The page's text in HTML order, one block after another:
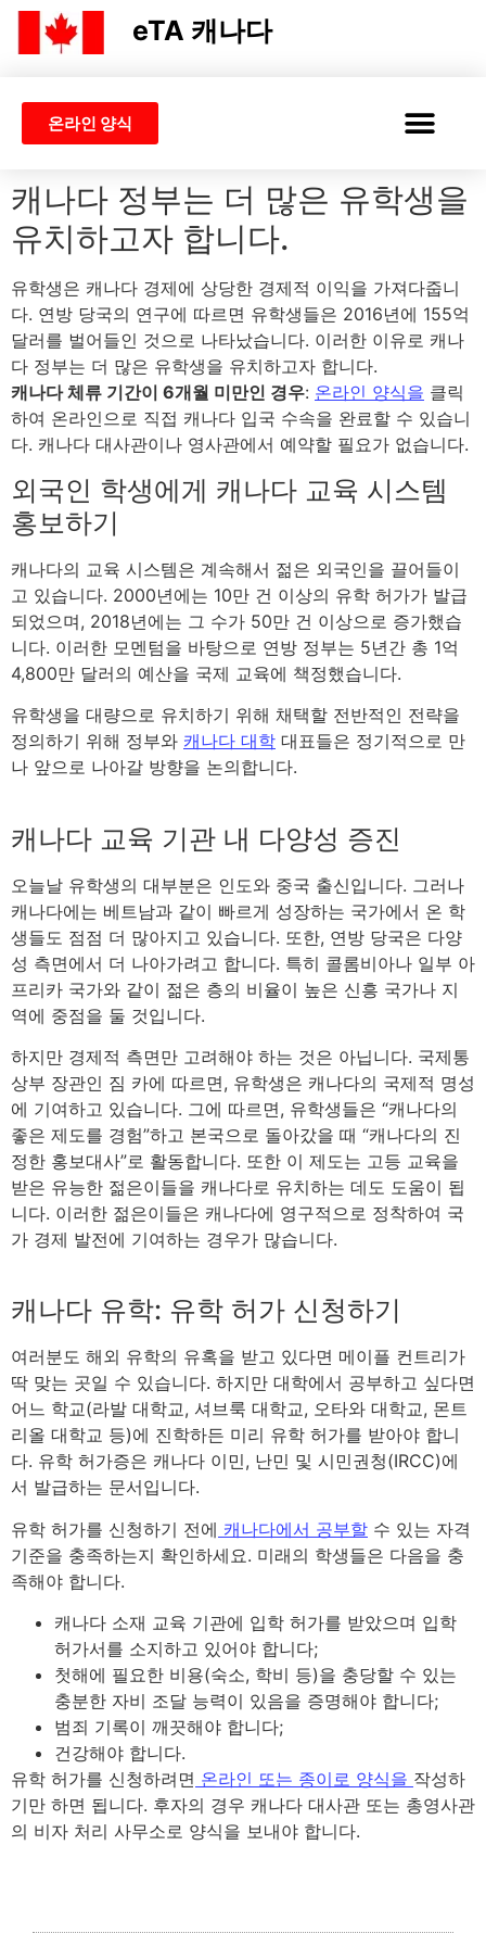
eTA 캐나다
온라인 양식
캐나다 정부는 더 많은 유학생을
유치하고자 합니다.
유학생은 캐나다 경제에 상당한 경제적 이익을 가져다줍니
다. 연방 당국의 연구에 따르면 유학생들은 2016년에 155억
달러를 벌어들인 것으로 나타났습니다. 이러한 이유로 캐나
다 정부는 더 많은 유학생을 유치하고자 합니다.
캐나다 체류 기간이 6개월 미만인 경우: 온라인 양식을 클릭
하여 온라인으로 직접 캐나다 입국 수속을 완료할 수 있습니
다. 캐나다 대사관이나 영사관에서 예약할 필요가 없습니다.
외국인 학생에게 캐나다 교육 시스템
홍보하기
캐나다의 교육 시스템은 계속해서 젊은 외국인을 끌어들이
고 있습니다. 2000년에는 10만 건 이상의 유학 허가가 발급
되었으며, 2018년에는 그 수가 50만 건 이상으로 증가했습
니다. 이러한 모멘텀을 바탕으로 연방 정부는 5년간 총 1억
4,800만 달러의 예산을 국제 교육에 책정했습니다.
유학생을 대량으로 유치하기 위해 채택할 전반적인 전략을
정의하기 위해 정부와 캐나다 대학 대표들은 정기적으로 만
나 앞으로 나아갈 방향을 논의합니다.
캐나다 교육 기관 내 다양성 증진
오늘날 유학생의 대부분은 인도와 중국 출신입니다. 그러나
캐나다에는 베트남과 같이 빠르게 성장하는 국가에서 온 학
생들도 점점 더 많아지고 있습니다. 또한, 연방 당국은 다양
성 측면에서 더 나아가려고 합니다. 특히 콜롬비아나 일부 아
프리카 국가와 같이 젊은 층의 비율이 높은 신흥 국가나 지
역에 중점을 둘 것입니다.
하지만 경제적 측면만 고려해야 하는 것은 아닙니다. 국제통
상부 장관인 짐 카에 따르면, 유학생은 캐나다의 국제적 명성
에 기여하고 있습니다. 그에 따르면, 유학생들은 “캐나다의
좋은 제도를 경험”하고 본국으로 돌아갔을 때 “캐나다의 진
정한 홍보대사”로 활동합니다. 또한 이 제도는 고등 교육을
받은 유능한 젊은이들을 캐나다로 유치하는 데도 도움이 됩
니다. 이러한 젊은이들은 캐나다에 영구적으로 정착하여 국
가 경제 발전에 기여하는 경우가 많습니다.
캐나다 유학: 유학 허가 신청하기
여러분도 해외 유학의 유혹을 받고 있다면 메이플 컨트리가
딱 맞는 곳일 수 있습니다. 하지만 대학에서 공부하고 싶다면
어느 학교(라발 대학교, 셔브룩 대학교, 오타와 대학교, 몬트
리올 대학교 등)에 진학하든 미리 유학 허가를 받아야 합니
다. 유학 허가증은 캐나다 이민, 난민 및 시민권청(IRCC)에
서 발급하는 문서입니다.
유학 허가를 신청하기 전에 캐나다에서 공부할 수 있는 자격
기준을 충족하는지 확인하세요. 미래의 학생들은 다음을 충
족해야 합니다.
캐나다 소재 교육 기관에 입학 허가를 받았으며 입학
허가서를 소지하고 있어야 합니다;
첫해에 필요한 비용(숙소, 학비 등)을 충당할 수 있는
충분한 자비 조달 능력이 있음을 증명해야 합니다;
범죄 기록이 깨끗해야 합니다;
건강해야 합니다.
유학 허가를 신청하려면 온라인 또는 종이로 양식을 작성하
기만 하면 됩니다. 후자의 경우 캐나다 대사관 또는 총영사관
의 비자 처리 사무소로 양식을 보내야 합니다.